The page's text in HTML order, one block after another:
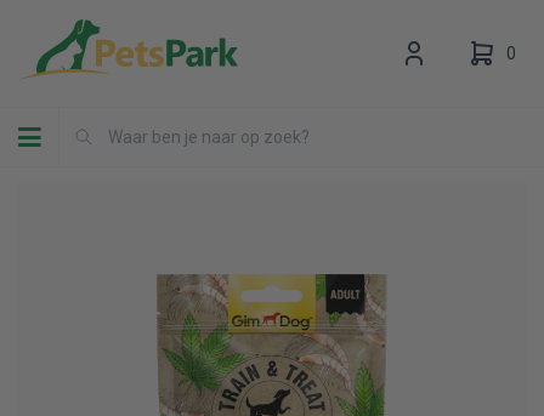
Toggle navigation
0
Uw winkelwagen is leeg.
Vul hem met producten.